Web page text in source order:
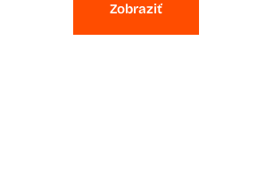
Zobraziť